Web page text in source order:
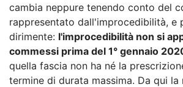
cambia neppure tenendo conto del
rappresentato dall'improcedibilità, e
dirimente: l'improcedibilità non si
commessi prima del 1° gennaio
quella fascia non ha né la
termine di durata massima. Da qui la